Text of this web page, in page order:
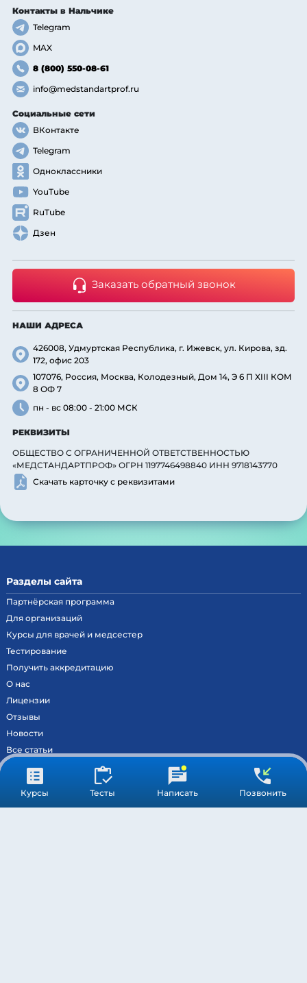
Курсы Тесты Написать Позвонить
Контакты в Нальчике
Telegram
MAX
8 (800) 550-08-61
info@medstandartprof.ru
Социальные сети
ВКонтакте
Telegram
Одноклассники
YouTube
RuTube
Дзен
Заказать обратный звонок
НАШИ АДРЕСА
426008, Удмуртская Республика, г. Ижевск, ул. Кирова, зд.
172, офис 203
107076, Россия, Москва, Колодезный, Дом 14, Э 6 П XIII КОМ
8 ОФ 7
пн - вс 08:00 - 21:00 МСК
РЕКВИЗИТЫ
ОБЩЕСТВО С ОГРАНИЧЕННОЙ ОТВЕТСТВЕННОСТЬЮ
«МЕДСТАНДАРТПРОФ» ОГРН 1197746498840 ИНН 9718143770
Скачать карточку с реквизитами
Разделы сайта
Партнёрская программа
Для организаций
Курсы для врачей и медсестер
Тестирование
Получить аккредитацию
О нас
Лицензии
Отзывы
Новости
Все статьи
Контакты
Вход на образовательный портал
Сведения